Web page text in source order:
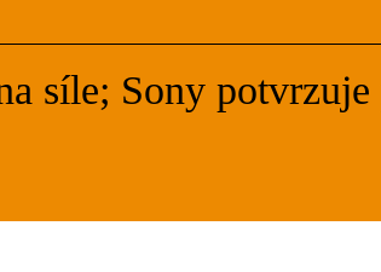
síle; Sony potvrzuje